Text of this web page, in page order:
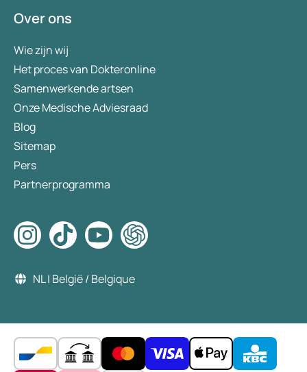
Over ons
Wie zijn wij
Het proces van Dokteronline
Samenwerkende artsen
Onze Medische Adviesraad
Blog
Sitemap
Pers
Partnerprogramma
NL | België / Belgique